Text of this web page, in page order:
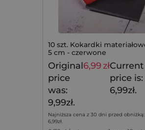
10 szt. Kokardki
5 cm - czerwone
Original
price
was:
9,99zł.
6,99złCurrent
price is:
6,99zł.
Najniższa cena z 30 dni przed obniżką:
6,99zł